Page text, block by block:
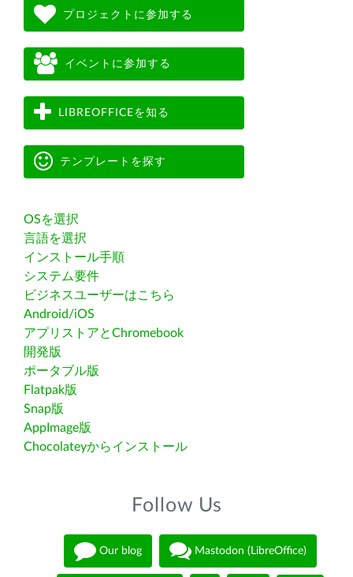
プロジェクトに参加する
イベントに参加する
LIBREOFFICEを知る
テンプレートを探す
OSを選択
言語を選択
インストール手順
システム要件
ビジネスユーザーはこちら
Android/iOS
アプリストアとChromebook
開発版
ポータブル版
Flatpak版
Snap版
AppImage版
Chocolateyからインストール
Follow Us
Our blog Mastodon (LibreOffice)